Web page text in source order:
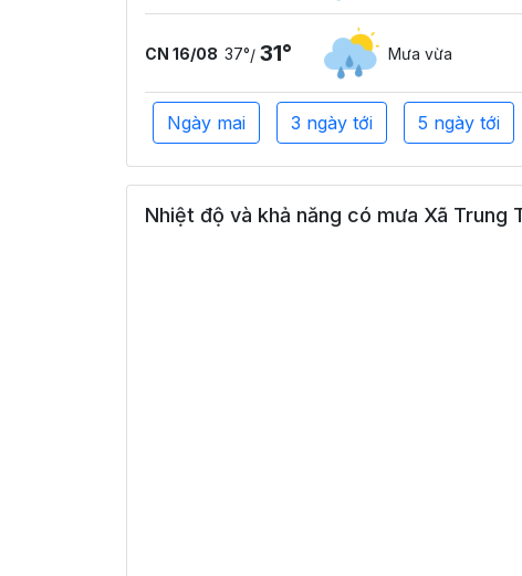
CN 16/08 37°/ 31° Mưa vừa
Ngày mai 3 ngày tới 5 ngày tới
Nhiệt độ và khả năng có mưa Xã Trung